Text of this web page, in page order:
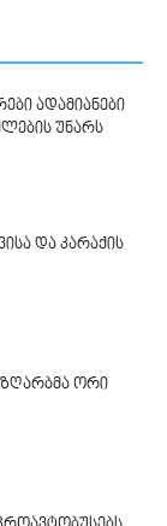
ადამიანები
უნარს
და კარაქის
ორი